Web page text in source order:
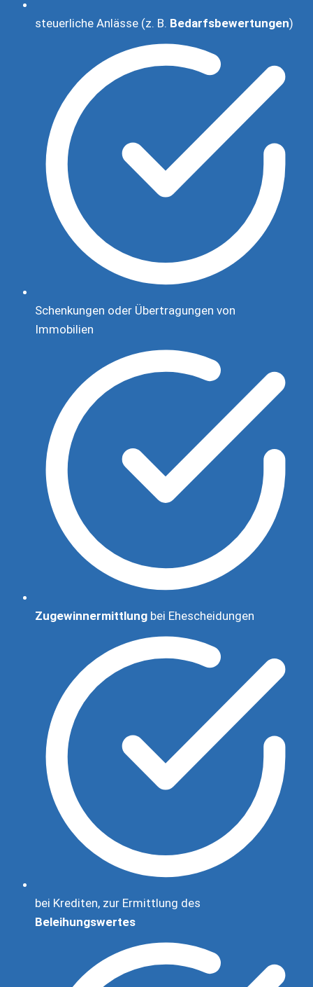
steuerliche Anlässe (z. B. Bedarfsbewertungen)
Schenkungen oder Übertragungen von
Immobilien
Zugewinnermittlungbei Ehescheidungen
bei Krediten, zur Ermittlung des
Beleihungswertes